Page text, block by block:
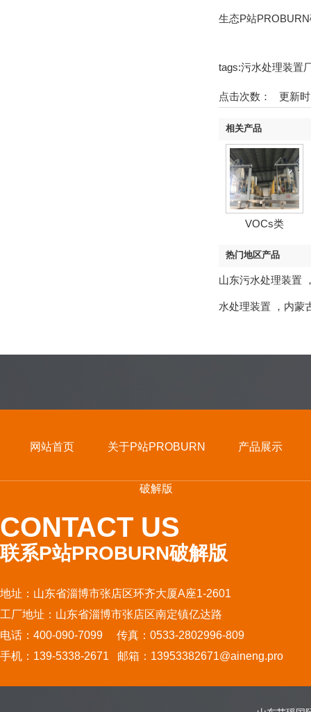
生态P站
tags:污水处理装置
点击次数： 更新
相关产品
VOCs类
热门地区产品
山东污水处理装置
水处理装置 ， 内蒙
网站首页 关于P站PROBURN
破解版
产品展示
CONTACT US
联系P站PROBURN破解版
地址：山东省淄博市张店区环齐大厦A座1-2601
工厂地址：山东省淄博市张店区南定镇亿达路
电话：400-090-7099 传真：0533-2802996-809
手机：139-5338-2671 邮箱：13953382671@aineng.pro